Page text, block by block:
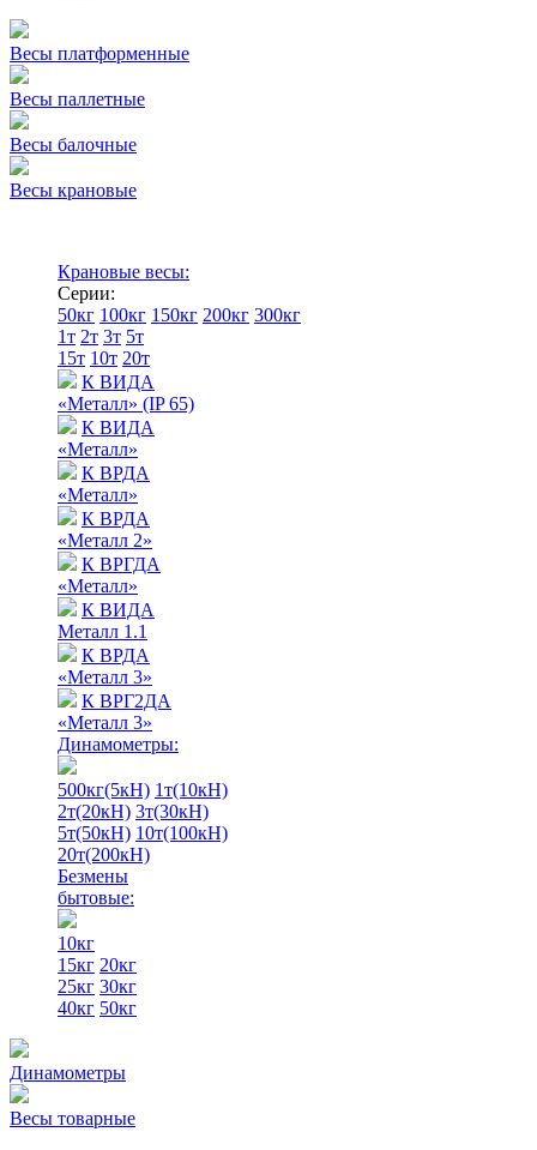
Весы платформенные
Весы паллетные
Весы балочные
Весы крановые
Крановые весы:
Серии:
50кг 100кг 150кг 200кг 300кг
1т 2т 3т 5т
15т 10т 20т
К ВИДА
«Металл» (IP 65)
К ВИДА
«Металл»
К ВРДА
«Металл»
К ВРДА
«Металл 2»
К ВРГДА
«Металл»
К ВИДА
Металл 1.1
К ВРДА
«Металл 3»
К ВРГ2ДА
«Металл 3»
Динамометры:
500кг(5кН) 1т(10кН)
2т(20кН) 3т(30кН)
5т(50кН) 10т(100кН)
20т(200кН)
Безмены
бытовые:
10кг
15кг 20кг
25кг 30кг
40кг 50кг
Динамометры
Весы товарные